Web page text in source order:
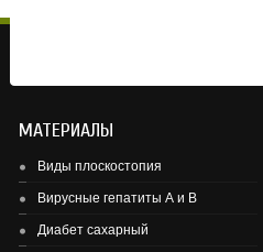
МАТЕРИАЛЫ
Виды плоскостопия
Вирусные гепатиты А и В
Диабет сахарный
Здоровье детей и подростков -